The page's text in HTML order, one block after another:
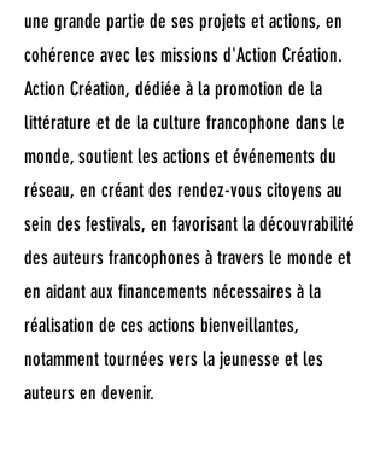
une grande partie de ses projets et actions, en
cohérence avec les missions d'Action Création.
Action Création, dédiée à la promotion de la
littérature et de la culture francophone dans le
monde, soutient les actions et événements du
réseau, en créant des rendez-vous citoyens au
sein des festivals, en favorisant la découvrabilité
des auteurs francophones à travers le monde et
en aidant aux financements nécessaires à la
réalisation de ces actions bienveillantes,
notamment tournées vers la jeunesse et les
auteurs en devenir.